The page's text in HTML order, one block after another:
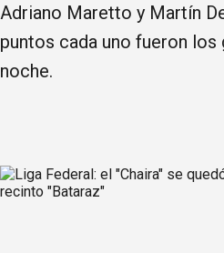
Adriano Maretto y Martín
puntos cada uno fueron
noche.